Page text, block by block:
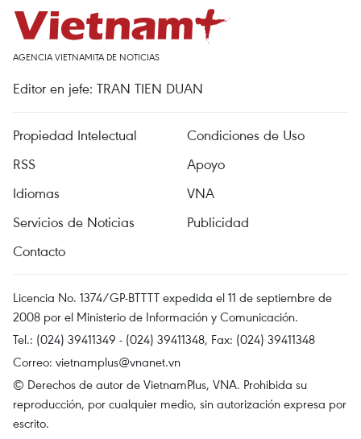
AGENCIA VIETNAMITA DE NOTICIAS
Editor en jefe: TRAN TIEN DUAN
Propiedad Intelectual
Condiciones de Uso
RSS
Apoyo
Idiomas
VNA
Servicios de Noticias
Publicidad
Contacto
Licencia No. 1374/GP-BTTTT expedida el 11 de septiembre de
2008 por el Ministerio de Información y Comunicación.
Tel.: (024) 39411349 - (024) 39411348, Fax: (024) 39411348
Correo: vietnamplus@vnanet.vn
© Derechos de autor de VietnamPlus, VNA. Prohibida su
reproducción, por cualquier medio, sin autorización expresa por
escrito.